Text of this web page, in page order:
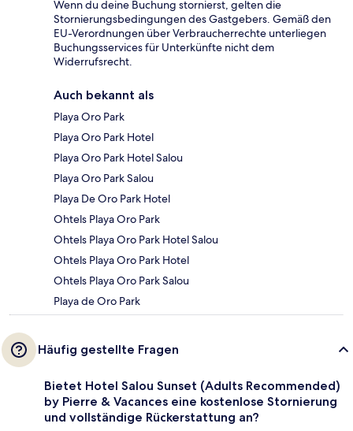
Wenn du deine Buchung stornierst, gelten die
Stornierungsbedingungen des Gastgebers. Gemäß den
EU-Verordnungen über Verbraucherrechte unterliegen
Buchungsservices für Unterkünfte nicht dem
Widerrufsrecht.
Auch bekannt als
Playa Oro Park
Playa Oro Park Hotel
Playa Oro Park Hotel Salou
Playa Oro Park Salou
Playa De Oro Park Hotel
Ohtels Playa Oro Park
Ohtels Playa Oro Park Hotel Salou
Ohtels Playa Oro Park Hotel
Ohtels Playa Oro Park Salou
Playa de Oro Park
Häufig gestellte Fragen
Bietet Hotel Salou Sunset (Adults Recommended)
by Pierre & Vacances eine kostenlose Stornierung
und vollständige Rückerstattung an?